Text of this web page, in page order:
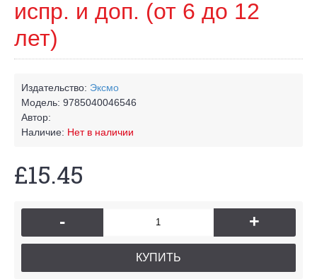
испр. и доп. (от 6 до 12
лет)
Издательство: Эксмо
Модель: 9785040046546
Автор:
Наличие: Нет в наличии
£15.45
- +
КУПИТЬ